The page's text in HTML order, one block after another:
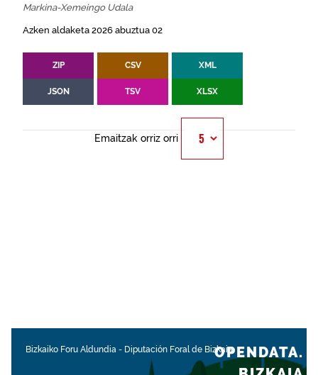
Markina-Xemeingo Udala
Azken aldaketa 2026 abuztua 02
ZIP CSV XML
JSON TSV XLSX
Emaitzak orriz orri
Bizkaiko Foru Aldundia - Diputación Foral de BizkaiaOPENDATA.